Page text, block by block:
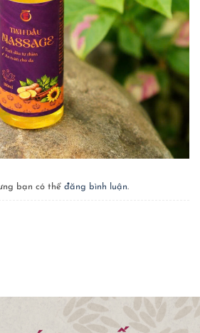
bạn có thể đăng bình luận.